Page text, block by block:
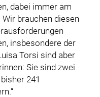
dabei immer am
brauchen diesen
insbesondere der
Torsi sind aber
Sie sind zwei
241